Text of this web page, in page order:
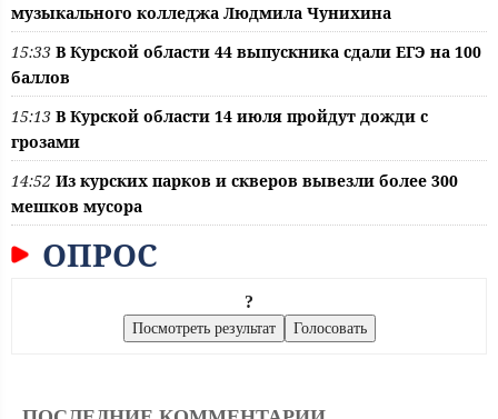
музыкального колледжа Людмила Чунихина
15:33 В Курской области 44 выпускника сдали ЕГЭ на 100
баллов
15:13 В Курской области 14 июля пройдут дожди с
грозами
14:52 Из курских парков и скверов вывезли более 300
мешков мусора
ОПРОС
?